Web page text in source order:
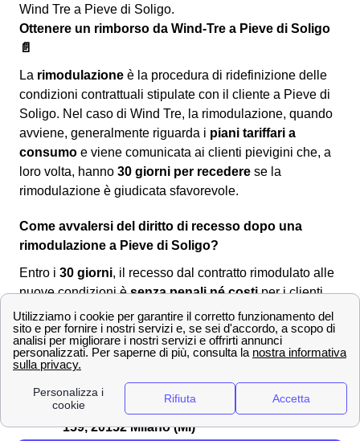
Wind Tre a Pieve di Soligo.
Ottenere un rimborso da Wind-Tre a Pieve di Soligo
📄
La rimodulazione è la procedura di ridefinizione delle
condizioni contrattuali stipulate con il cliente a Pieve di
Soligo. Nel caso di Wind Tre, la rimodulazione, quando
avviene, generalmente riguarda i piani tariffari a
consumo e viene comunicata ai clienti pievigini che, a
loro volta, hanno 30 giorni per recedere se la
rimodulazione è giudicata sfavorevole.
Come avvalersi del diritto di recesso dopo una
rimodulazione a Pieve di Soligo?
Entro i 30 giorni, il recesso dal contratto rimodulato alle
nuove condizioni èsenza penali né costiper i clienti
pievigini. Per comunicare la volontà di recesso si dovrà
utilizzare uno dei seguenti canali:
Servizio clienti Wind-Tre: contattabile al159
PEC all'indirizzo:
Raccomandata A/R a:
Wind Tre S.p.A. CD
Milano recapito Baggio, Casella Postale
159, 20152 Milano (MI)